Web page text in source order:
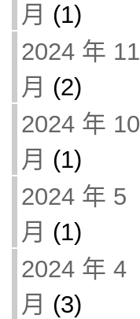
月 (1)
2024 年 11
月 (2)
2024 年 10
月 (1)
2024 年 5
月 (1)
2024 年 4
月 (3)